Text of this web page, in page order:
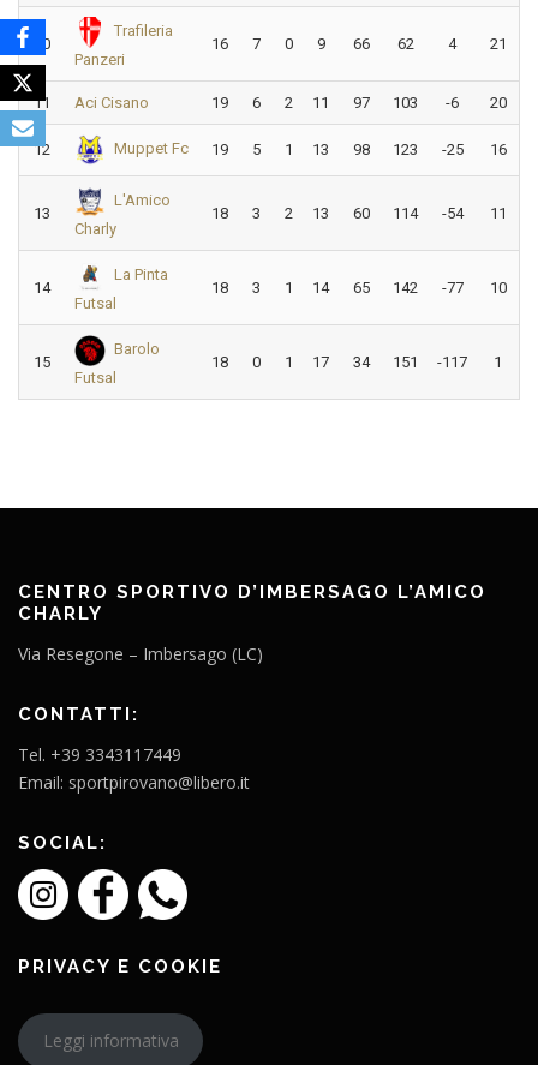
10
Trafileria
Panzeri
16 7 0 9 66 62 4 21
11 Aci Cisano 19 6 2 11 97 103 -6 20
12 Muppet Fc 19 5 1 13 98 123 -25 16
13
L'Amico
Charly
18 3 2 13 60 114 -54 11
14
La Pinta
Futsal
18 3 1 14 65 142 -77 10
15
Barolo
Futsal
18 0 1 17 34 151 -117 1
CENTRO SPORTIVO D’IMBERSAGO L’AMICO
CHARLY
Via Resegone – Imbersago (LC)
CONTATTI:
Tel. +39 3343117449
Email: sportpirovano@libero.it
SOCIAL:
PRIVACY E COOKIE
Leggi informativa